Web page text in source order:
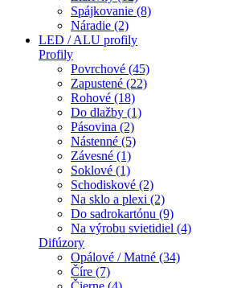
Spájkovanie (8)
Náradie (2)
LED / ALU profily
Profily
Povrchové (45)
Zapustené (22)
Rohové (18)
Do dlažby (1)
Pásovina (2)
Nástenné (5)
Závesné (1)
Soklové (1)
Schodiskové (2)
Na sklo a plexi (2)
Do sadrokartónu (9)
Na výrobu svietidiel (4)
Difúzory
Opálové / Matné (34)
Číre (7)